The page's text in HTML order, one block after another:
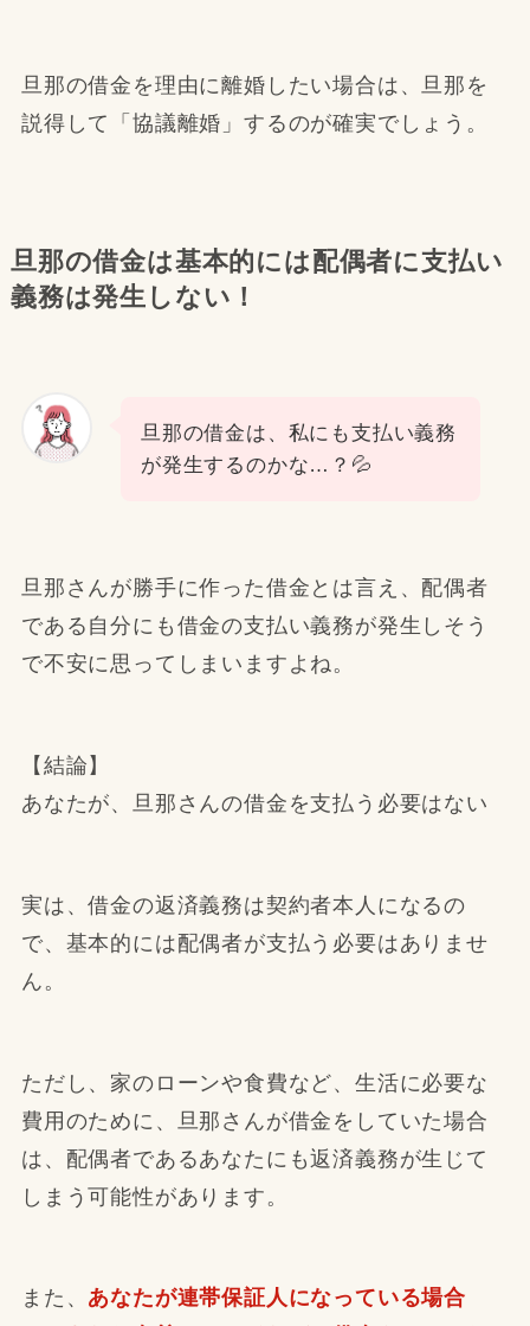
旦那の借金を理由に離婚したい場合は、旦那を
説得して「協議離婚」するのが確実でしょう。
旦那の借金は基本的には配偶者に支払い
義務は発生しない！
旦那の借金は、私にも支払い義務
が発生するのかな…？💦
旦那さんが勝手に作った借金とは言え、配偶者
である自分にも借金の支払い義務が発生しそう
で不安に思ってしまいますよね。
【結論】
あなたが、旦那さんの借金を支払う必要はない
実は、借金の返済義務は契約者本人になるの
で、基本的には配偶者が支払う必要はありませ
ん。
ただし、家のローンや食費など、生活に必要な
費用のために、旦那さんが借金をしていた場合
は、配偶者であるあなたにも返済義務が生じて
しまう可能性があります。
また、 あなたが連帯保証人になっている場合